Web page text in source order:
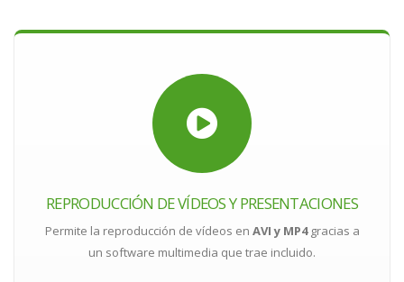
REPRODUCCIÓN DE VÍDEOS Y PRESENTACIONES
Permite la reproducción de vídeos en AVI y MP4gracias a
un software multimedia que trae incluido.